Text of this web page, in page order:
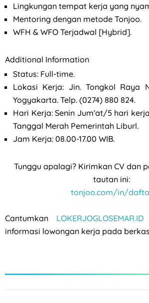
Lingkungan tempat kerja yang
Mentoring dengan metode Tonjoo.
WFH & WFO Terjadwal [Hybrid].
Additional Information
Status: Full-time.
Lokasi Kerja: Jin. Tongkol Raya
Yogyakarta. Telp. (0274) 880 824.
Hari Kerja: Senin Jum'at/5 hari
Tanggal Merah Pemerintah Liburl.
Jam Kerja: 08.00-17.00 WIB.
Tunggu apalagi? Kirimkan CV dan
tautan ini:
tonjoo.com/in/
Cantumkan LOKERJOGLOSEMAR.ID
informasi lowongan kerja pada